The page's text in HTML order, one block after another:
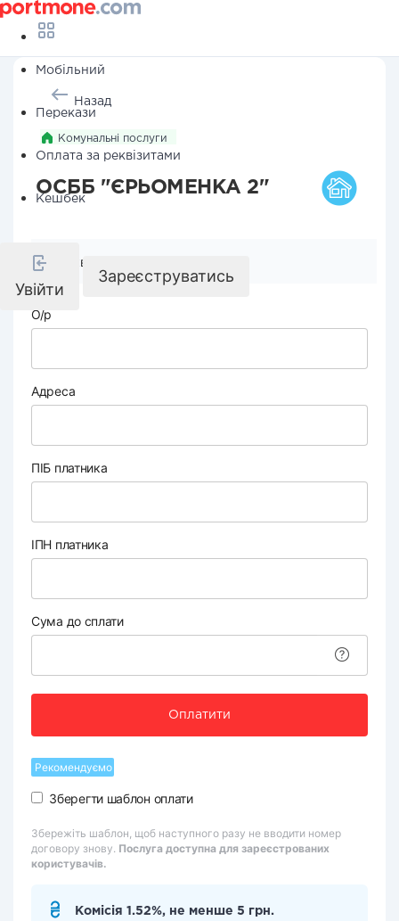
Мобільний
Перекази
Оплата за реквізитами
Кешбек
Увійти
Зареєструватись
Назад
Комунальні послуги
ОСББ "ЄРЬОМЕНКА 2"
Реквізити компанії
О/р
Адреса
ПІБ платника
ІПН платника
Сума до сплати
Оплатити
Рекомендуємо
Зберегти шаблон оплати
Збережіть шаблон, щоб наступного разу не вводити номер
договору знову. Послуга доступна для зареєстрованих
користувачів.
Комісія 1.52%, не менше 5 грн.